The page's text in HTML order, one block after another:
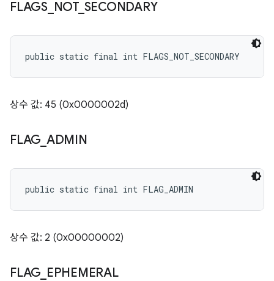
FLAGS_ NOT_ SECONDARY
public static final int FLAGS_NOT_SECONDARY
상수 값: 45 (0x0000002d)
FLAG ADMIN
public static final int FLAG_ADMIN
상수 값: 2 (0x00000002)
FLAG EPHEMERAL